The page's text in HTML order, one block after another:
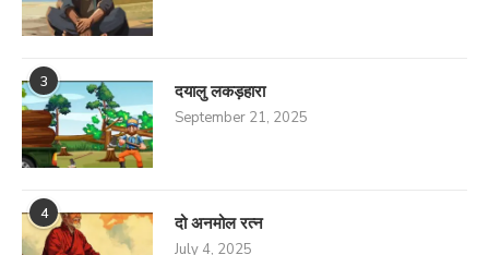
3 दयालु लकड़हारा
September 21, 2025
4 दो अनमोल रत्न
July 4, 2025